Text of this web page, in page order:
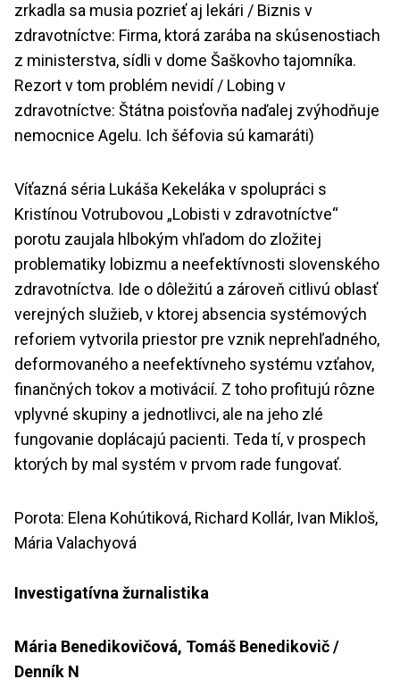
zrkadla sa musia pozrieť aj lekári / Biznis v
zdravotníctve: Firma, ktorá zarába na skúsenostiach
z ministerstva, sídli v dome Šaškovho tajomníka.
Rezort v tom problém nevidí / Lobing v
zdravotníctve: Štátna poisťovňa naďalej zvýhodňuje
nemocnice Agelu. Ich šéfovia sú kamaráti)
Víťazná séria Lukáša Kekeláka v spolupráci s
Kristínou Votrubovou „Lobisti v zdravotníctve“
porotu zaujala hlbokým vhľadom do zložitej
problematiky lobizmu a neefektívnosti slovenského
zdravotníctva. Ide o dôležitú a zároveň citlivú oblasť
verejných služieb, v ktorej absencia systémových
reforiem vytvorila priestor pre vznik neprehľadného,
deformovaného a neefektívneho systému vzťahov,
finančných tokov a motivácií. Z toho profitujú rôzne
vplyvné skupiny a jednotlivci, ale na jeho zlé
fungovanie doplácajú pacienti. Teda tí, v prospech
ktorých by mal systém v prvom rade fungovať.
Porota: Elena Kohútiková, Richard Kollár, Ivan Mikloš,
Mária Valachyová
Investigatívna žurnalistika
Mária Benedikovičová, Tomáš Benedikovič /
Denník N